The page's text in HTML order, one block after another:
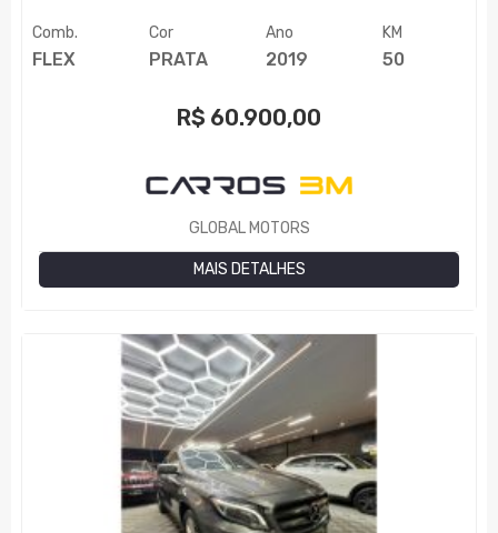
Comb.
FLEX
Cor
PRATA
Ano
2019
KM
50
R$ 60.900,00
GLOBAL MOTORS
MAIS DETALHES